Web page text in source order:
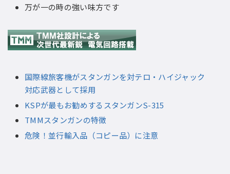
万が一の時の強い味方です
国際線旅客機がスタンガンを対テロ・ハイジャック
対応武器として採用
KSPが最もお勧めするスタンガンS-315
TMMスタンガンの特徴
危険！並行輸入品（コピー品）に注意